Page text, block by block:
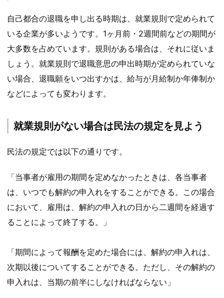
自己都合の退職を申し出る時期は、就業規則で定められて
いる企業が多いようです。1ヶ月前・2週間前などの期間が
大多数を占めています。規則がある場合は、それに従いま
しょう。就業規則で退職意思の申出時期が定められていな
い場合、退職願をいつ出すかは、給与が月給制か年俸制か
などによっても変わります。
就業規則がない場合は民法の規定を見よう
民法の規定では以下の通りです。
「当事者が雇用の期間を定めなかったときは、各当事者
は、いつでも解約の申入れをすることができる。この場合
において、雇用は、解約の申入れの日から二週間を経過す
ることによって終了する。」
「期間によって報酬を定めた場合には、解約の申入れは、
次期以後についてすることができる。ただし、その解約の
申入れは、当期の前半にしなければならない」